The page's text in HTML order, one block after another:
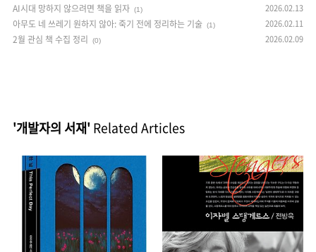
AI시대 망하지 않으려면 책을 읽자 (1) 2026.02.13
아무도 네 쓰레기 원하지 않아: 죽기 전에 정리하는 기술 (1) 2026.02.11
2월 관심 책 수집 정리 (0) 2026.02.09
'개발자의 서재' Related Articles